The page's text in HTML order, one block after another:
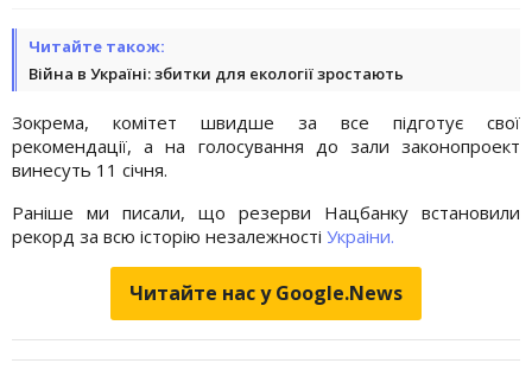
Читайте також:
Війна в Україні: збитки для екології зростають
Зокрема, комітет швидше за все підготує свої
рекомендації, а на голосування до зали законопроект
винесуть 11 січня.
Раніше ми писали, що резерви Нацбанку встановили
рекорд за всю історію незалежності Украіни.
Читайте нас у Google.News